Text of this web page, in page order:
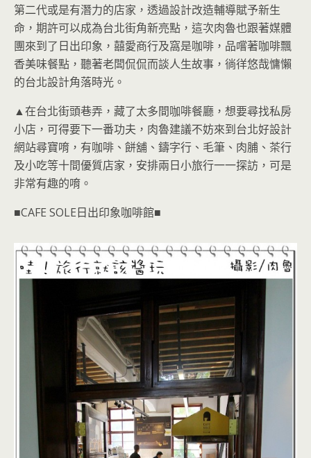
第二代或是有潛力的店家，透過設計改造輔導賦予新生
命，期許可以成為台北街角新亮點，這次肉魯也跟著媒體
團來到了日出印象，囍愛商行及窩是咖啡，品嚐著咖啡飄
香美味餐點，聽著老闆侃侃而談人生故事，徜徉悠哉慵懶
的台北設計角落時光。
▲在台北街頭巷弄，藏了太多間咖啡餐廳，想要尋找私房
小店，可得要下一番功夫，肉魯建議不妨來到台北好設計
網站尋寶唷，有咖啡、餅舖、鑄字行、毛筆、肉脯、茶行
及小吃等十間優質店家，安排兩日小旅行一一探訪，可是
非常有趣的唷。
■CAFE SOLE日出印象咖啡館■